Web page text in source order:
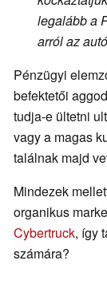
legalább a
arról az
Pénzügyi
befektetői
tudja-e ültetni
vagy a magas
találnak majd
Mindezek
organikus
Cybertruck, így
számára?